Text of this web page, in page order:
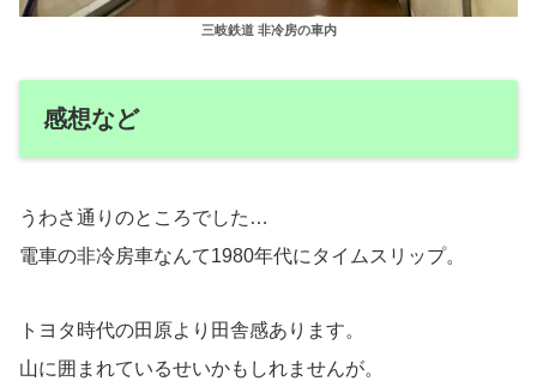
三岐鉄道 非冷房の車内
感想など
うわさ通りのところでした…
電車の非冷房車なんて1980年代にタイムスリップ。
トヨタ時代の田原より田舎感あります。
山に囲まれているせいかもしれませんが。